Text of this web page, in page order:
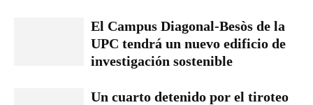
El Campus Diagonal-Besòs de la
UPC tendrá un nuevo edificio de
investigación sostenible
Un cuarto detenido por el tiroteo